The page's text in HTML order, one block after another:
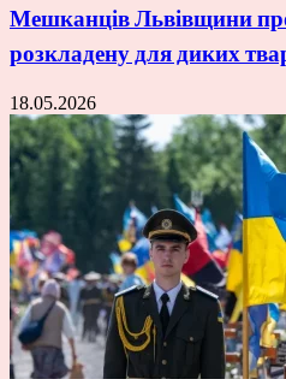
Мешканців Львівщини
розкладену для диких
18.05.2026